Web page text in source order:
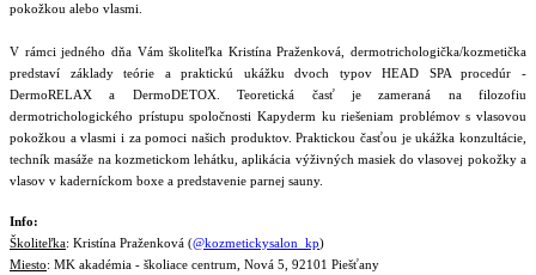
pokožkou alebo vlasmi.
V rámci jedného dňa Vám školiteľka Kristína Praženková, dermotrichologička/kozmetička
predstaví základy teórie a praktickú ukážku dvoch typov HEAD SPA procedúr -
DermoRELAX a DermoDETOX. Teoretická časť je zameraná na filozofiu
dermotrichologického prístupu spoločnosti Kapyderm ku riešeniam problémov s vlasovou
pokožkou a vlasmi i za pomoci našich produktov. Praktickou časťou je ukážka konzultácie,
techník masáže na kozmetickom lehátku, aplikácia výživných masiek do vlasovej pokožky a
vlasov v kaderníckom boxe a predstavenie parnej sauny.
Info:
Školiteľka: Kristína Praženková (@kozmetickysalon_kp)
Miesto: MK akadémia - školiace centrum, Nová 5, 92101 Piešťany